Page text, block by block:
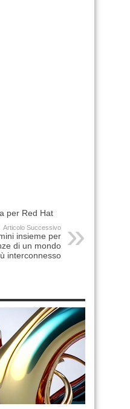
per Red Hat
Articolo Successivo
insieme per
di un mondo
interconnesso